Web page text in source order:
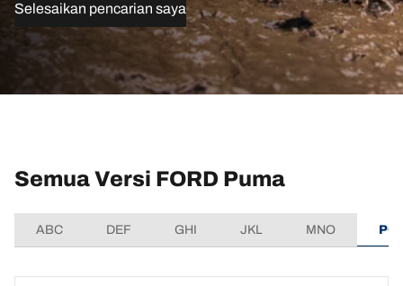
Selesaikan pencarian saya
Semua Versi FORD Puma
ABC DEF GHI JKL MNO